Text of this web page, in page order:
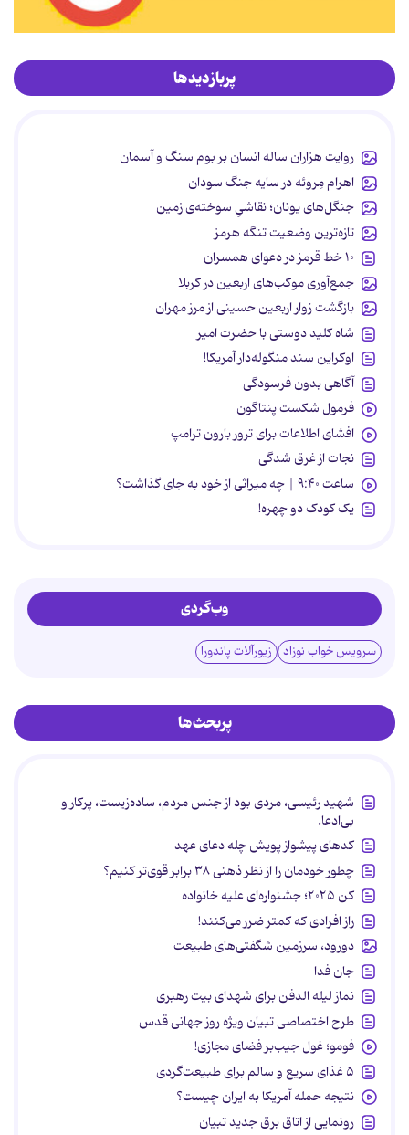
پربازدیدها
روایت هزاران ساله انسان بر بوم سنگ و آسمان
اهرام مِروئه در سایه جنگ سودان
جنگل‌های یونان؛ نقاشیِ سوخته‌ی زمین
تازه‌ترین وضعیت تنگه هرمز
۱۰ خط قرمز در دعوای همسران
جمع‌آوری موکب‌های اربعین در کربلا
بازگشت زوار اربعین حسینی از مرز مهران
شاه کلید دوستی با حضرت امیر
اوکراین سند منگوله‌دار آمریکا!
آگاهی بدون فرسودگی
فرمول شکست پنتاگون
افشای اطلاعات برای ترور بارون ترامپ
نجات از غرق شدگی
ساعت ۹:۴۰ | چه میراثی از خود به جای گذاشت؟
یک کودک دو چهره!
وب‌گردی
سرویس خواب نوزاد زیورآلات پاندورا
پربحث‌ها
شهید رئیسی، مردی بود از جنس مردم، ساده‌زیست، پرکار و
بی‌ادعا.
کدهای پیشواز پویش چله دعای عهد
چطور خودمان را از نظر ذهنی ۳۸ برابر قوی‌تر کنیم؟
کن ۲۰۲۵؛ جشنواره‌ای علیه خانواده
راز افرادی که کمتر ضرر می‌کنند!
دورود، سرزمین شگفتی‌های طبیعت
جان فدا
نماز لیله الدفن برای شهدای بیت رهبری
طرح اختصاصی تبیان ویژه روز جهانی قدس
فومو؛ غول جیب‌بر فضای مجازی!
۵ غذای سریع و سالم برای طبیعت‌گردی
نتیجه حمله آمریکا به ایران چیست؟
رونمایی از اتاق برق جدید تبیان